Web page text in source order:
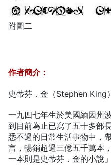
附圖二
作者簡介：
史蒂芬．金（Stephen King）
一九四七年生於美國緬因州
到目前為止已寫了五十多部
悉不過的日常生活事物中，
言，暢銷超過三億五千萬本
一本則是史蒂芬．金的小說」